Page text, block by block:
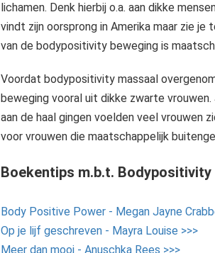
lichamen. Denk hierbij o.a. aan dikke
vindt zijn oorsprong in Amerika maar zie
van de bodypositivity beweging is
Voordat bodypositivity massaal
beweging vooral uit dikke zwarte
aan de haal gingen voelden veel vrouwen
voor vrouwen die maatschappelijk
Boekentips m.b.t. Bodypositivity
Body Positive Power - Megan Jayne
Op je lijf geschreven - Mayra Louise >>>
Meer dan mooi - Anuschka Rees >>>